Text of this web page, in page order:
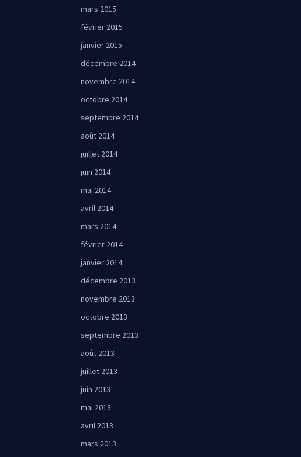
mars 2015
février 2015
janvier 2015
décembre 2014
novembre 2014
octobre 2014
septembre 2014
août 2014
juillet 2014
juin 2014
mai 2014
avril 2014
mars 2014
février 2014
janvier 2014
décembre 2013
novembre 2013
octobre 2013
septembre 2013
août 2013
juillet 2013
juin 2013
mai 2013
avril 2013
mars 2013